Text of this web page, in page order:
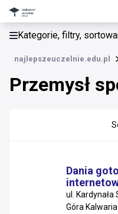
Kategorie, filtry,
najlepszeuczelnie.edu.pl
Przemysł
Firmy
Dania
ul.
Góra Kalwaria